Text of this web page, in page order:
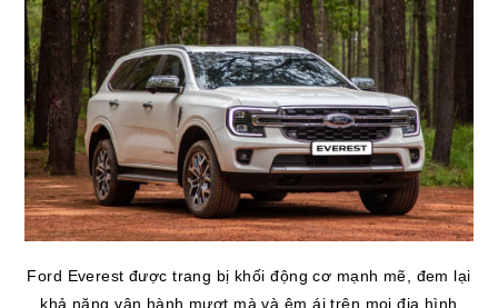
Ford Everest được trang bị khối động cơ mạnh mẽ, đem lại
khả năng vận hành mượt mà và êm ái trên mọi địa hình